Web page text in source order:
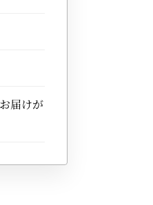
届けが